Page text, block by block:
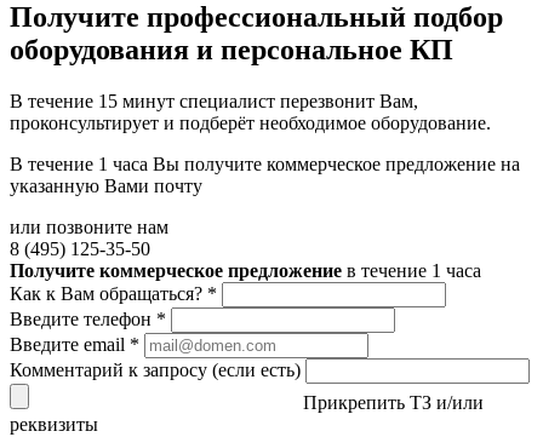
Получите профессиональный подбор
оборудования и персональное КП
В течение 15 минут специалист перезвонит Вам,
проконсультирует и подберёт необходимое оборудование.
В течение 1 часа Вы получите коммерческое предложение на
указанную Вами почту
или позвоните нам
8 (495) 125-35-50
Получите коммерческое предложение в течение 1 часа
Как к Вам обращаться? *
Введите телефон *
Введите email *
Комментарий к запросу (если есть)
Прикрепить ТЗ и/или
реквизиты